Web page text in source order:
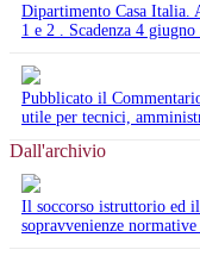
Dipartimento Casa Italia.
1 e 2 . Scadenza 4 giugno
Pubblicato il
utile per tecnici,
Dall'archivio
Il soccorso istruttorio ed
sopravvenienze